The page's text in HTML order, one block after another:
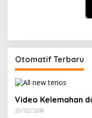
Otomatif Terbaru
Video Kelemahan
20/02/2018